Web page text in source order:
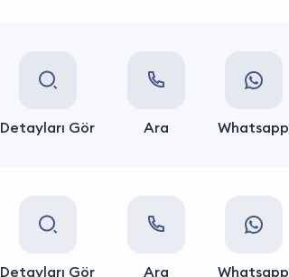
Detayları Gör Ara Whatsapp
Detayları Gör Ara Whatsapp